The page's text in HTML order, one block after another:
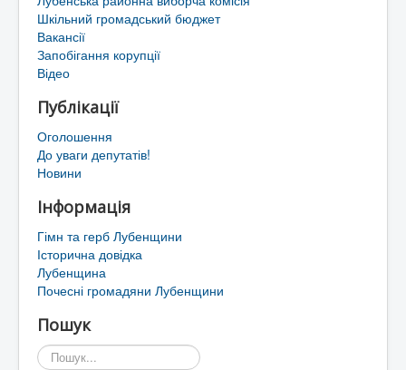
Шкільний громадський бюджет
Вакансії
Запобігання корупції
Відео
Публікації
Оголошення
До уваги депутатів!
Новини
Інформація
Гімн та герб Лубенщини
Історична довідка
Лубенщина
Почесні громадяни Лубенщини
Пошук
Пошук...